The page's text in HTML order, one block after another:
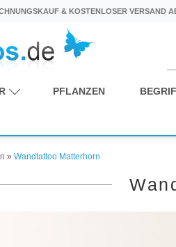
& KOSTENLOSER VERSAND
PFLANZEN
» Wandtattoo Matterhorn